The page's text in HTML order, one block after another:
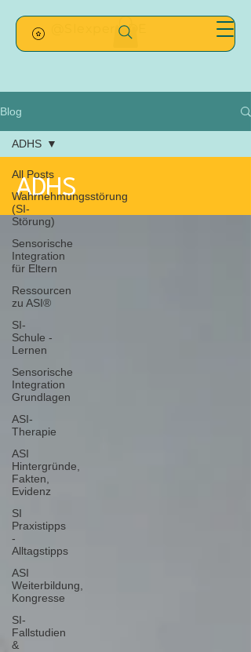
@SIexpertsDE
Blog
All Posts
Wahrnehmungsstörung
(SI-
Störung)
Sensorische
Integration
für Eltern
Ressourcen
zu ASI®
SI-
Schule -
Lernen
Sensorische
Integration
Grundlagen
ASI-
Therapie
ASI
Hintergründe,
Fakten,
Evidenz
SI
Praxistipps
-
Alltagstipps
ASI
Weiterbildung,
Kongresse
SI-
Fallstudien
&
ADHS
ADHS